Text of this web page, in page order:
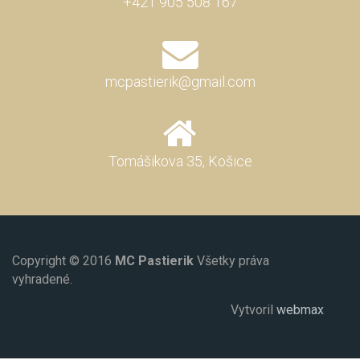
mcpastierik@gmail.com
Tomášikova 35, Košice
Copyright © 2016 MC Pastierik Všetky práva
vyhradené.
Vytvoril webmax